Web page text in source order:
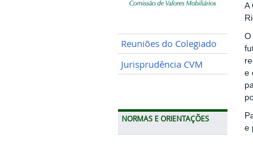
Reuniões do Colegiado
Jurisprudência CVM
NORMAS E ORIENTAÇÕES
A
O
e
e